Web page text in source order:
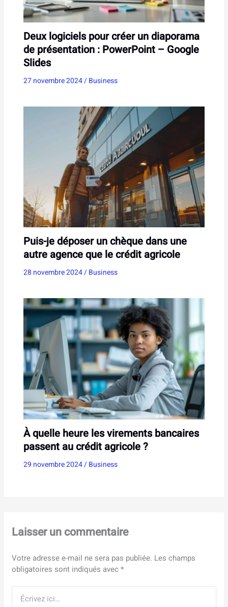
Deux logiciels pour créer un diaporama
de présentation : PowerPoint – Google
Slides
27 novembre 2024/Business
Puis-je déposer un chèque dans une
autre agence que le crédit agricole
28 novembre 2024/Business
À quelle heure les virements bancaires
passent au crédit agricole ?
29 novembre 2024/Business
Laisser un commentaire
Votre adresse e-mail ne sera pas publiée. Les champs
obligatoires sont indiqués avec*
ici…